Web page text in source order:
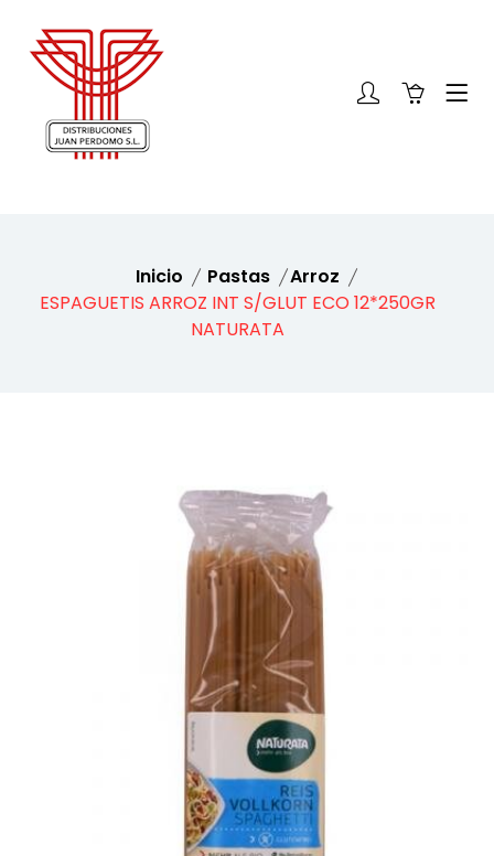
Inicio Pastas
Arroz
ESPAGUETIS ARROZ INT S/GLUT ECO 12*250GR
NATURATA